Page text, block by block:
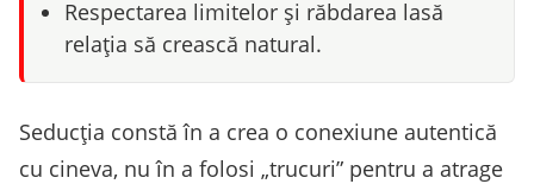
Respectarea limitelor și răbdarea lasă
relația să crească natural.
Seducția constă în a crea o conexiune autentică
cu cineva, nu în a folosi „trucuri” pentru a atrage